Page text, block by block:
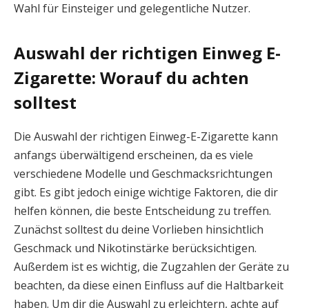
Wahl für Einsteiger und gelegentliche Nutzer.
Auswahl der richtigen Einweg E-
Zigarette: Worauf du achten
solltest
Die Auswahl der richtigen Einweg-E-Zigarette kann
anfangs überwältigend erscheinen, da es viele
verschiedene Modelle und Geschmacksrichtungen
gibt. Es gibt jedoch einige wichtige Faktoren, die dir
helfen können, die beste Entscheidung zu treffen.
Zunächst solltest du deine Vorlieben hinsichtlich
Geschmack und Nikotinstärke berücksichtigen.
Außerdem ist es wichtig, die Zugzahlen der Geräte zu
beachten, da diese einen Einfluss auf die Haltbarkeit
haben. Um dir die Auswahl zu erleichtern, achte auf